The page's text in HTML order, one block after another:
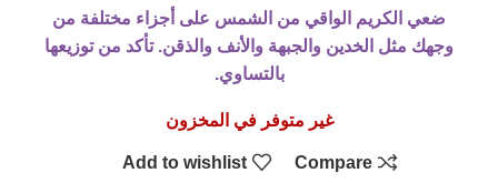
ضعي الكريم الواقي من الشمس على أجزاء مختلفة من
وجهك مثل الخدين والجبهة والأنف والذقن. تأكد من توزيعها
بالتساوي.
غير متوفر في المخزون
Compare
Add to wishlist